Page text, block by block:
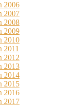
2006
2007
2008
2009
2010
2011
2012
2013
2014
2015
2016
2017